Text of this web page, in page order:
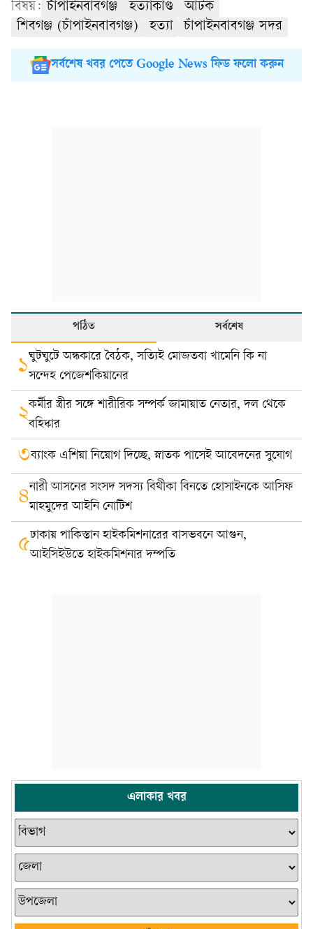
বিষয়: চাঁপাইনবাবগঞ্জ হত্যাকাণ্ড
আটক
শিবগঞ্জ (চাঁপাইনবাবগঞ্জ)
হত্যা চাঁপাইনবাবগঞ্জ সদর
সর্বশেষ খবর পেতে Google News ফিড ফলো করুন
পঠিত সর্বশেষ
১ঘুটঘুটে অন্ধকারে বৈঠক, সত্যিই মোজতবা খামেনি কি না
সন্দেহ পেজেশকিয়ানের
২কর্মীর স্ত্রীর সঙ্গে শারীরিক সম্পর্ক জামায়াত নেতার, দল থেকে
বহিষ্কার
৩ব্যাংক এশিয়া নিয়োগ দিচ্ছে, স্নাতক পাসেই আবেদনের সুযোগ
৪নারী আসনের সংসদ সদস্য বিথীকা বিনতে হোসাইনকে আসিফ
মাহমুদের আইনি নোটিশ
৫ঢাকায় পাকিস্তান হাইকমিশনারের বাসভবনে আগুন,
আইসিইউতে হাইকমিশনার দম্পতি
এলাকার খবর